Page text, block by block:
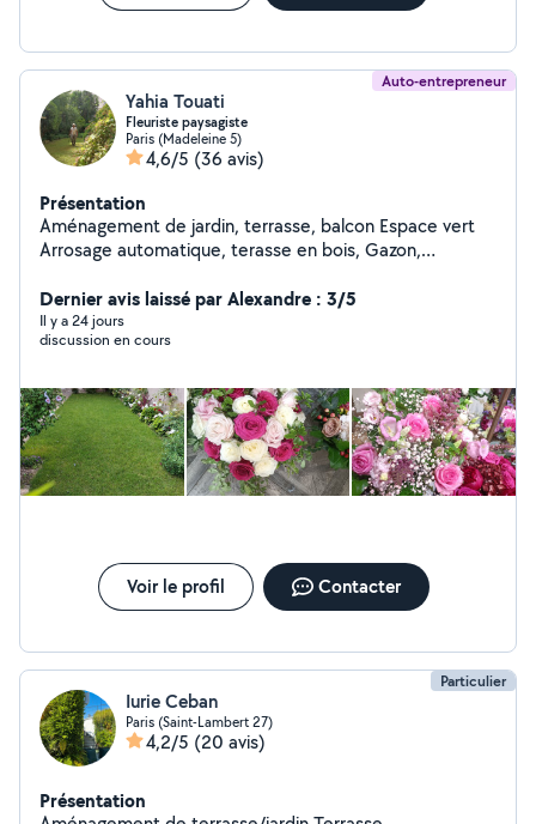
Auto-entrepreneur
Yahia Touati
Fleuriste paysagiste
Paris (Madeleine 5)
4,6/5 (36 avis)
Présentation
Aménagement de jardin, terrasse, balcon Espace vert
Arrosage automatique, terasse en bois, Gazon,
Dernier avis laissé par Alexandre : 3/5
Il y a 24 jours
discussion en cours
Voir le profil Contacter
Particulier
Iurie Ceban
Paris (Saint-Lambert 27)
4,2/5 (20 avis)
Présentation